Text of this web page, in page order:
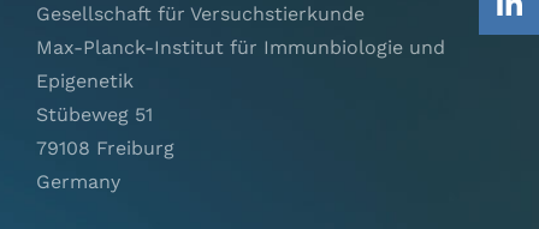
Gesellschaft für Versuchstierkunde
Max-Planck-Institut für Immunbiologie und
Epigenetik
Stübeweg 51
79108 Freiburg
Germany